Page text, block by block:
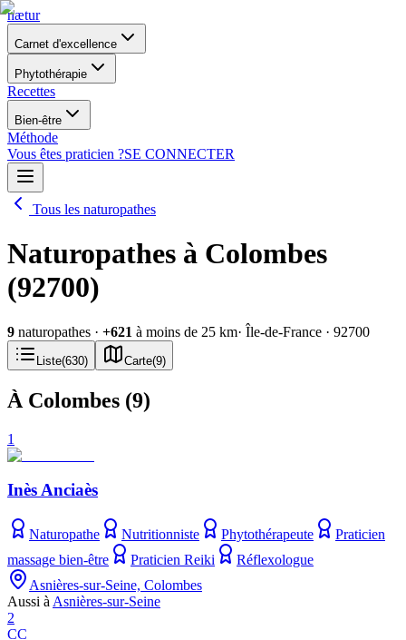
nætur
Carnet d'excellence
Phytothérapie
Recettes
Bien-être
Méthode
Vous êtes praticien ?SE CONNECTER
Tous les naturopathes
Naturopathes à Colombes
(92700)
9 naturopathes · +621 à moins de 25 km· Île-de-France · 92700
Liste(630) Carte(9)
À Colombes (9)
1
Inès Anciaès
Naturopathe Nutritionniste Phytothérapeute
Praticien
massage bien-être
Praticien Reiki
Réflexologue
Asnières-sur-Seine, Colombes
Aussi à Asnières-sur-Seine
2
CC